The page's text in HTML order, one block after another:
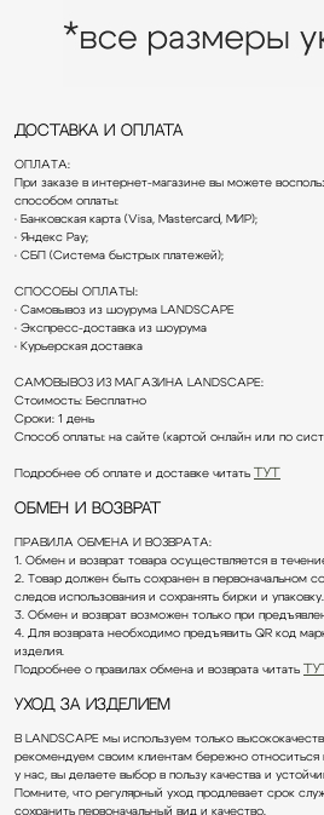
Доставка и оплата
ОПЛАТА:
При заказе в интернет-магазине вы можете
способом оплаты:
• Банковская карта (Visa, Mastercard, МИР);
• Яндекс Pay;
• СБП (Система быстрых платежей);
СПОСОБЫ ОПЛАТЫ:
• Самовывоз из шоурума LANDSCAPE
• Экспресс-доставка из шоурума
• Курьерская доставка
САМОВЫВОЗ ИЗ МАГАЗИНА LANDSCAPE:
Стоимость: Бесплатно
Сроки: 1 день
Способ оплаты: на сайте (картой онлайн или по
Подробнее об оплате и доставке читать ТУТ
Обмен и возврат
ПРАВИЛА ОБМЕНА И ВОЗВРАТА:
1. Обмен и возврат товара осуществляется в
2. Товар должен быть сохранен в первоначальном
следов использования и сохранять бирки и упаковку.
3. Обмен и возврат возможен только при
4. Для возврата необходимо предъявить QR код
изделия.
Подробнее о правилах обмена и возврата читать
ТУТ
Уход за изделием
В LANDSCAPE мы используем только
рекомендуем своим клиентам бережно относиться
у нас, вы делаете выбор в пользу качества и
Помните, что регулярный уход продлевает срок
сохранить первоначальный вид и качество.
Коллекции
Lookbook
Доставка и оплата
Landscape@maisonlandscape.com
+7 911 027 2044
Подписаться на рассылку
©2025 Все права защищены
и другие документы
Политика конфиденциальности
ИП Шмаргуненко Алексей Николаевич ИНН 780100353151
Имя
Email
получение рекламной рассылки
Отправить
WhatsApp
Telegram